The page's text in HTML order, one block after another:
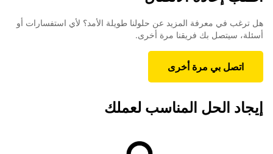
هل ترغب في معرفة المزيد عن حلولنا طويلة الأمد؟ لأي استفسارات أو
أسئلة، سيتصل بك فريقنا مرة أخرى.
اتصل بي مرة أخرى
إيجاد الحل المناسب لعملك